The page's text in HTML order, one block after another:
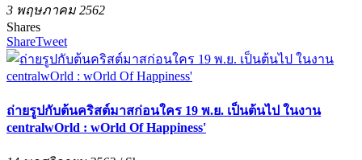
3 พฤษภาคม 2562
Shares
ShareTweet
ถ่ายรูปกับต้นคริสต์มาสก่อนใคร 19 พ.ย. เป็นต้นไป ในงาน
centralwOrld : wOrld Of Happiness'